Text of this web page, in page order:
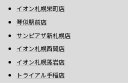
イオン札幌栄町店
琴似駅前店
サンピアザ新札幌店
イオン札幌西岡店
イオン札幌藻岩店
トライアル手稲店